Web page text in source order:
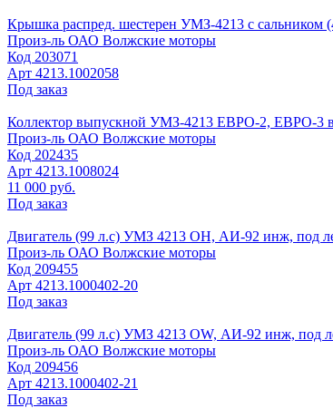
Крышка распред. шестерен УМЗ-4213 с сальником
Произ-ль ОАО Волжские моторы
Код 203071
Арт 4213.1002058
Под заказ
Коллектор выпускной УМЗ-4213 ЕВРО-2, ЕВРО-3 в
Произ-ль ОАО Волжские моторы
Код 202435
Арт 4213.1008024
11 000 руб.
Под заказ
Двигатель (99 л.с) УМЗ 4213 ОН, АИ-92 инж, под
Произ-ль ОАО Волжские моторы
Код 209455
Арт 4213.1000402-20
Под заказ
Двигатель (99 л.с) УМЗ 4213 ОW, АИ-92 инж, под
Произ-ль ОАО Волжские моторы
Код 209456
Арт 4213.1000402-21
Под заказ